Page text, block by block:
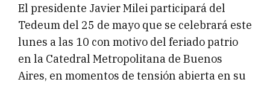
El presidente Javier Milei participará del
Tedeum del 25 de mayo que se celebrará este
lunes a las 10 con motivo del feriado patrio
en la Catedral Metropolitana de Buenos
Aires, en momentos de tensión abierta en su